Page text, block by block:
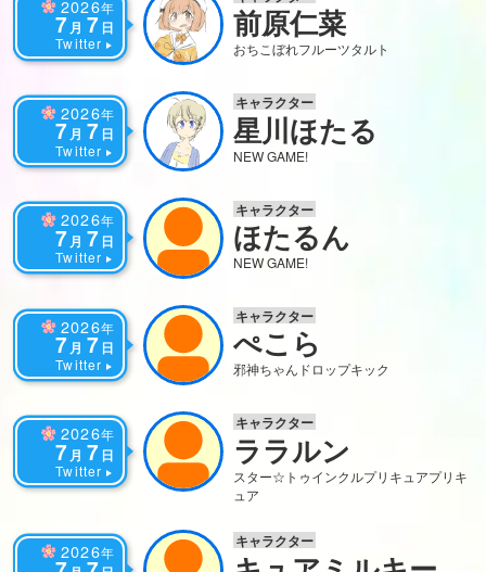
2026年
7月 7 日
Twitter
前原仁菜
おちこぼれフルーツタルト
2026年
7月 7 日
Twitter
キャラクター
星川ほたる
NEW GAME!
2026年
7月 7 日
Twitter
キャラクター
ほたるん
NEW GAME!
2026年
7月 7 日
Twitter
キャラクター
ぺこら
邪神ちゃんドロップキック
2026年
7月 7 日
Twitter
キャラクター
ララルン
スター☆トゥインクルプリキュアプリキ
ュア
2026年
キャラクター